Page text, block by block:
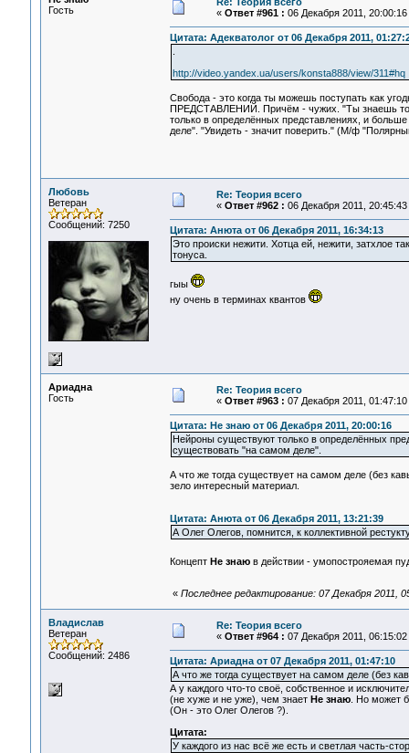
Гость
« Ответ #961 : 06 Декабря 2011, 20:00:16
Цитата: Адекватолог от 06 Декабря 2011,
http://video.yandex.ua/users/konsta888/view/311#hq
Свобода - это когда ты можешь поступать как
ПРЕДСТАВЛЕНИЙ. Причём - чужих. "Ты знаешь
только в определённых представлениях, и
деле". "Увидеть - значит поверить." (М/ф
Любовь
Ветеран
Сообщений: 7250
Re: Теория всего
« Ответ #962 : 06 Декабря 2011, 20:45:43
Цитата: Анюта от 06 Декабря 2011, 16:34:13
Это происки нежити. Хотца ей, нежити, затхлое
тонуса.
гыы
ну очень в терминах квантов
Ариадна
Гость
Re: Теория всего
« Ответ #963 : 07 Декабря 2011, 01:47:10
Цитата: Не знаю от 06 Декабря 2011, 20:00:16
Нейроны существуют только в определённых
существовать "на самом деле".
А что же тогда существует на самом деле (без
зело интересный материал.
Цитата: Анюта от 06 Декабря 2011, 13:21:39
А Олег Олегов, помнится, к коллективной
Концепт Не знаюв действии - умопострояемая
« Последнее редактирование: 07 Декабря 2011,
Владислав
Ветеран
Сообщений: 2486
Re: Теория всего
« Ответ #964 : 07 Декабря 2011, 06:15:02
Цитата: Ариадна от 07 Декабря 2011, 01:47:10
А что же тогда существует на самом деле (без
А у каждого что-то своё, собственное и
(не хуже и не уже), чем знает Не знаю. Но может
(Он - это Олег Олегов ?).
Цитата:
У каждого из нас всё же есть и светлая часть-